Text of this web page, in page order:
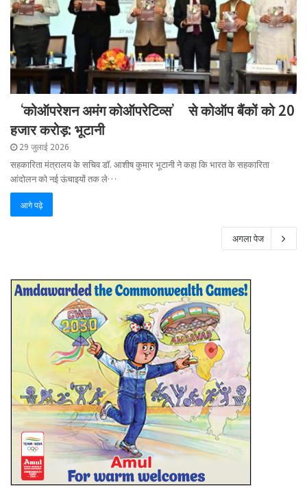
‘कोऑपरेशन अमंग कोऑपरेटिव्स’ से कोऑप बैंकों को 20
हजार करोड़: भूटानी
29 जुलाई 2026
सहकारिता मंत्रालय के सचिव डॉ. आशीष कुमार भूटानी ने कहा कि भारत के सहकारिता
आंदोलन को नई ऊंचाइयों तक ले…
आगे पढ़े
अगला पेज